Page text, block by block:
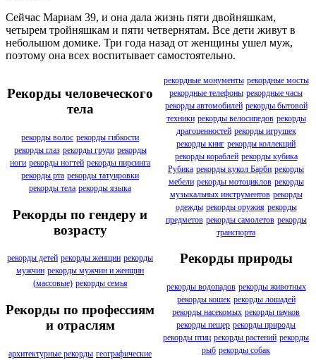
Сейчас Мариам 39, и она дала жизнь пяти двойняшкам,
четырем тройняшкам и пяти четвернятам. Все дети живут в
небольшом домике. Три года назад от женщины ушел муж,
поэтому она всех воспитывает самостоятельно.
Рекорды человеческого
тела
рекорды волос рекорды гибкости
рекорды глаз рекорды груди рекорды
ноги рекорды ногтей рекорды пирсинга
рекорды рта рекорды татуировки
рекорды тела рекорды языка
Рекорды по гендеру и
возрасту
рекорды детей рекорды женщин рекорды
мужчин рекорды мужчин и женщин
(массовые) рекорды семья
Рекорды по профессиям
и отраслям
архитектурные рекорды географические
рекордные монументы рекордные мосты
рекордные телефоны рекордные часы
рекорды автомобилей рекорды бытовой
техники рекорды велосипедов рекорды
драгоценностей рекорды игрушек
рекорды книг рекорды коллекций
рекорды кораблей рекорды кубика
Рубика рекорды кукол Барби рекорды
мебели рекорды мотоциклов рекорды
музыкальных инструментов рекорды
одежды рекорды оружия рекорды
предметов рекорды самолетов рекорды
транспорта
Рекорды природы
рекорды водопадов рекорды животных
рекорды кошек рекорды лошадей
рекорды насекомых рекорды пауков
рекорды пещер рекорды природы
рекорды птиц рекорды растений рекорды
рыб рекорды собак